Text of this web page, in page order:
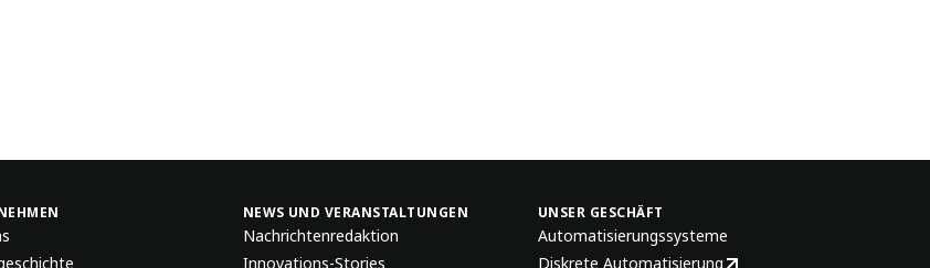
NEWS UND VERANSTALTUNGEN
Nachrichtenredaktion
Innovations-Stories
UNSER GESCHÄFT
Automatisierungssysteme
Diskrete Automatisierung